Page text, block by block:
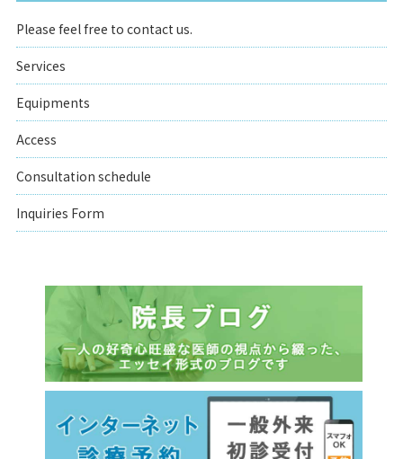
Please feel free to contact us.
Services
Equipments
Access
Consultation schedule
Inquiries Form